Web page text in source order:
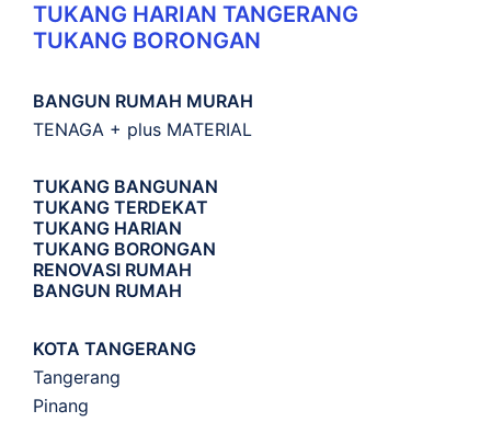
TUKANG HARIAN TANGERANG
TUKANG BORONGAN
BANGUN RUMAH MURAH
TENAGA + plus MATERIAL
TUKANG BANGUNAN
TUKANG TERDEKAT
TUKANG HARIAN
TUKANG BORONGAN
RENOVASI RUMAH
BANGUN RUMAH
KOTA TANGERANG
Tangerang
Pinang